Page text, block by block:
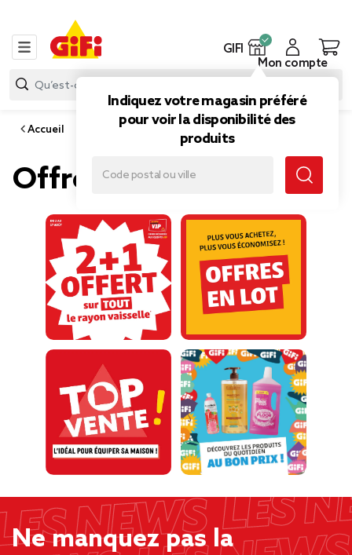
GIFI
Indiquez votre magasin préféré
pour voir la disponibilité des
produits
Mon compte
Accueil
Offres du moment
Ne manquez pas la